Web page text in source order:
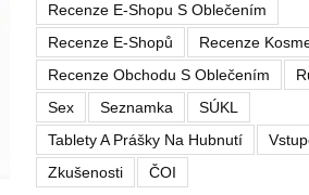
Recenze E-Shopu S Oblečením
Recenze E-Shopů
Recenze
Recenze Obchodu S Oblečením
Sex
Seznamka
SÚKL
Tablety A Prášky Na Hubnutí
Zkušenosti
ČOI